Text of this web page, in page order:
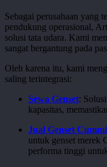
Sebagai perusahaan yang
pendukung operasional,
solusi tata udara. Kami
sangat bergantung pada
Oleh karena itu, kami
saling terintegrasi:
Sewa Genset:
kapasitas,
Jual Genset
untuk genset merek
performa tinggi